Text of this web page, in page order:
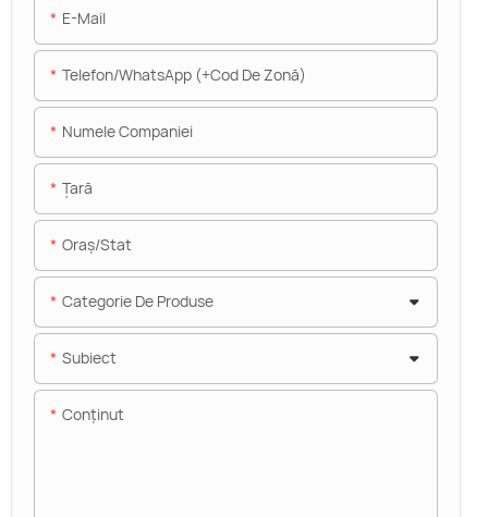
E-Mail
Telefon/WhatsApp (+Cod De Zonă)
Numele Companiei
Ţară
Oraș/stat
Categorie De Produse
Subiect
Conţinut